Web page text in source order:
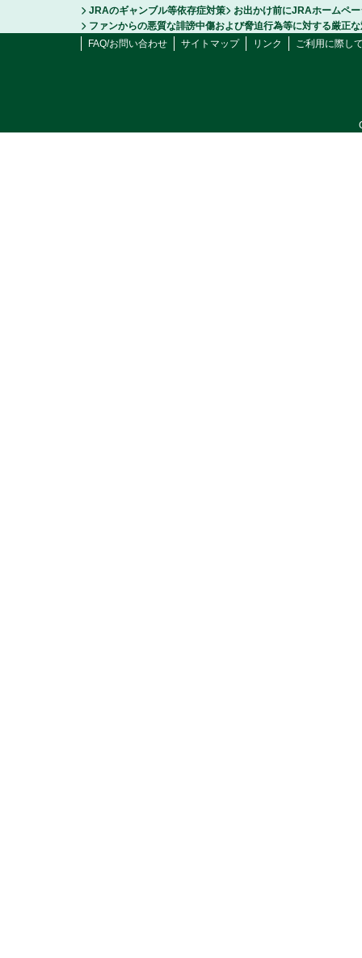
JRAのギャンブル等依存症対策
お出かけ前にJRAホームペ
ファンからの悪質な誹謗中傷および脅迫行為等に対する厳正
FAQ/お問い合わせ
サイトマップ リンク ご利用に際し